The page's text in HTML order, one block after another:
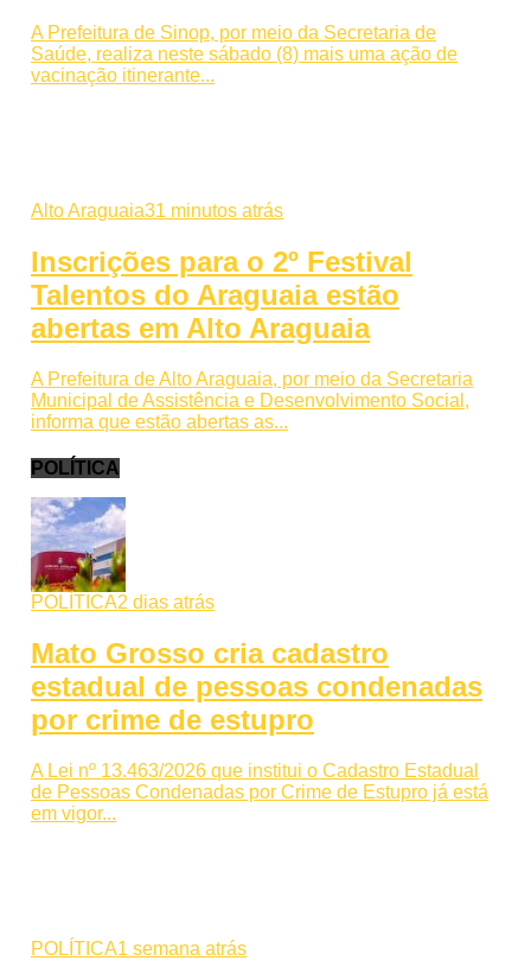
A Prefeitura de Sinop, por meio da Secretaria de
Saúde, realiza neste sábado (8) mais uma ação de
vacinação itinerante...
Alto Araguaia31 minutos atrás
Inscrições para o 2º Festival
Talentos do Araguaia estão
abertas em Alto Araguaia
A Prefeitura de Alto Araguaia, por meio da Secretaria
Municipal de Assistência e Desenvolvimento Social,
informa que estão abertas as...
POLÍTICA
POLÍTICA2 dias atrás
Mato Grosso cria cadastro
estadual de pessoas condenadas
por crime de estupro
A Lei nº 13.463/2026 que institui o Cadastro Estadual
de Pessoas Condenadas por Crime de Estupro já está
em vigor...
POLÍTICA1 semana atrás